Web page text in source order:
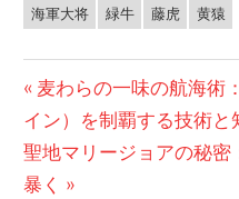
海軍大将 緑牛 藤虎 黄猿
投
稿
ナ
前
の
投
稿:
麦わらの一味の航海術
イン）を制覇する技術と
次
の
聖地マリージョアの秘
暴く